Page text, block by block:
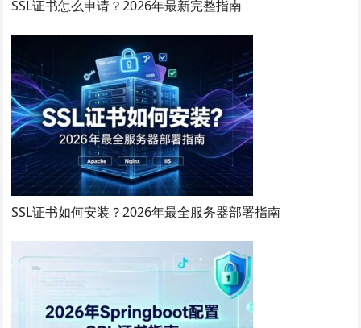
SSL证书怎么申请？2026年最新完整指南
SSL证书如何安装？2026年最全服务器部署指南